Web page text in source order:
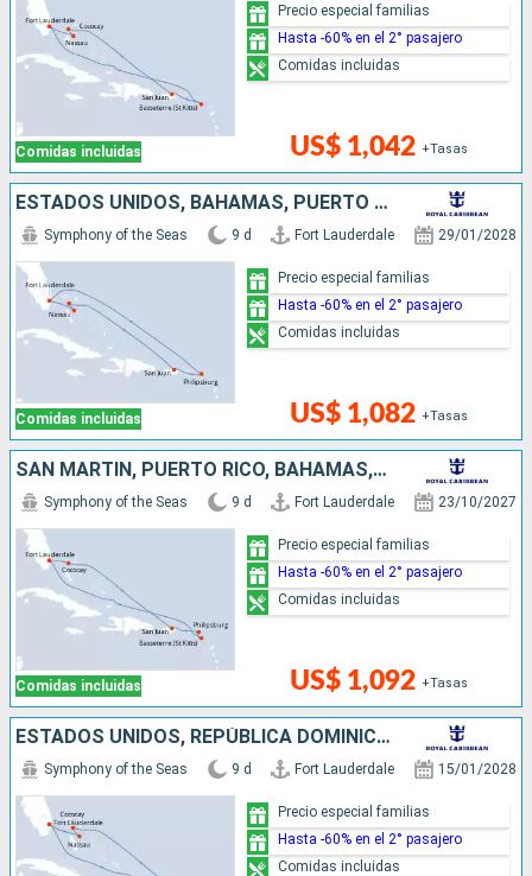
Comidas incluidas US$ 1,042 +Tasas
Precio especial familias
Hasta -60% en el 2° pasajero
Comidas incluidas
ESTADOS UNIDOS, BAHAMAS, PUERTO RICO, SAN MARTÍN
Comidas incluidas
Symphony of the Seas 9 d Fort Lauderdale 29/01/2028
US$ 1,082 +Tasas
Precio especial familias
Hasta -60% en el 2° pasajero
Comidas incluidas
SAN MARTÍN, PUERTO RICO, BAHAMAS, ESTADOS UNIDOS
Comidas incluidas
Symphony of the Seas 9 d Fort Lauderdale 23/10/2027
US$ 1,092 +Tasas
Precio especial familias
Hasta -60% en el 2° pasajero
Comidas incluidas
ESTADOS UNIDOS, REPÚBLICA DOMINICANA, PUERTO RICO, BAHAMAS
Symphony of the Seas 9 d Fort Lauderdale 15/01/2028
Precio especial familias
Hasta -60% en el 2° pasajero
Comidas incluidas